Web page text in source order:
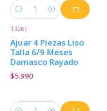
Cantidad
T326|
Ajuar 4 Piezas Liso
Talla 6/9 Meses
Damasco Rayado
$5.990